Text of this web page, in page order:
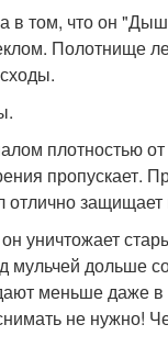
в том, что он
Полотнище
плотностью
пропускает.
защищает
уничтожает
дольше
меньше даже
не нужно!